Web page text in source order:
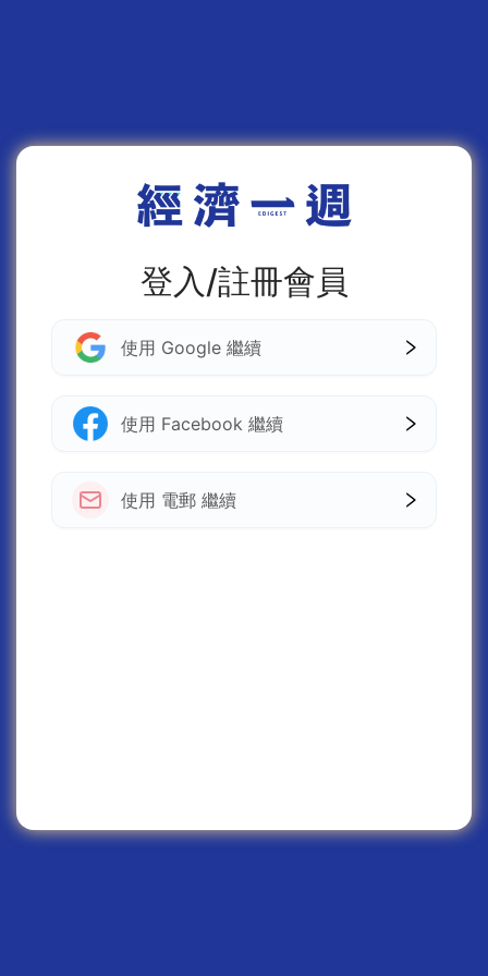
登入/註冊會員
使用 Google 繼續
使用 Facebook 繼續
使用 電郵 繼續